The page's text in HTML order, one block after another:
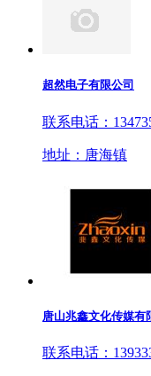
超然电子有限公司
联系电话：
地址：唐海镇
唐山兆鑫文化传媒有
联系电话：